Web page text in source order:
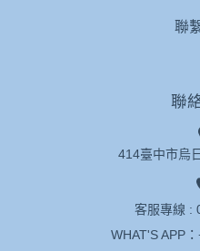
聯
聯
414臺中市烏
客服專線 :
WHAT'S APP：